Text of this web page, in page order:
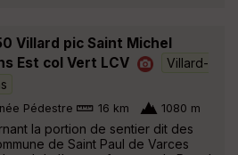
Villard pic Saint Michel
Est col Vert LCV
Villard-
Pédestre 16 km 1080 m
la portion de sentier dit des
de Saint Paul de Varces